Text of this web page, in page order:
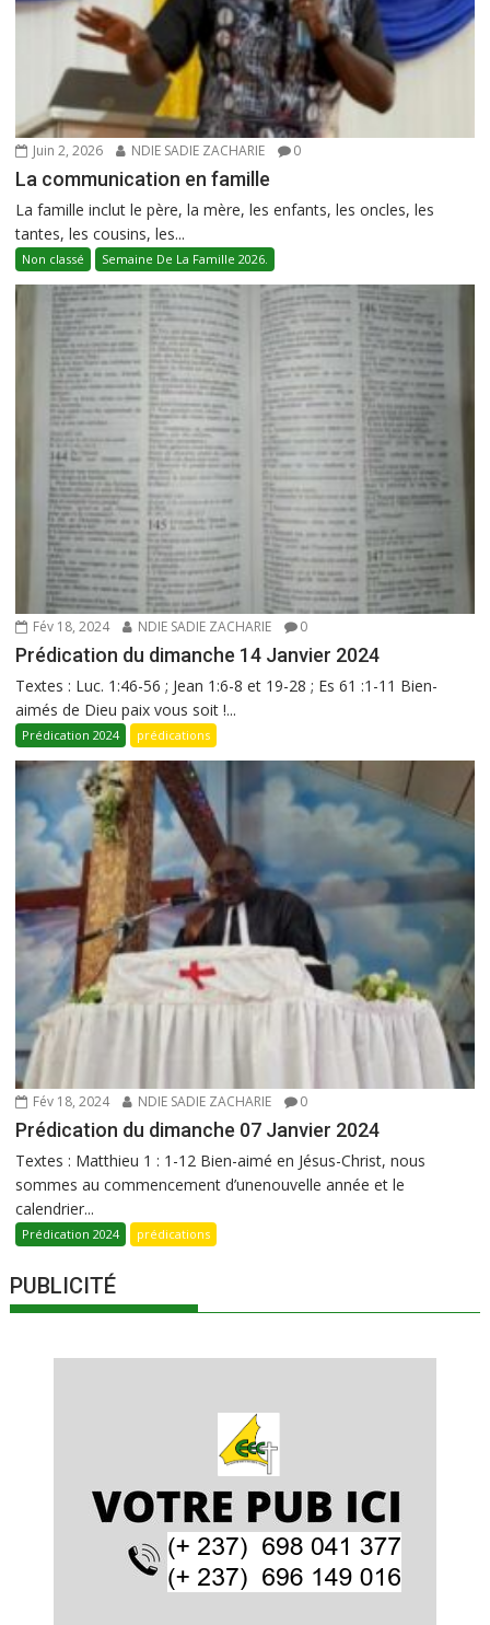
Juin 2, 2026 NDIE SADIE ZACHARIE 0
La communication en famille
La famille inclut le père, la mère, les enfants, les oncles, les
tantes, les cousins, les...
Non classé Semaine De La Famille 2026.
Fév 18, 2024 NDIE SADIE ZACHARIE 0
Prédication du dimanche 14 Janvier 2024
Textes : Luc. 1:46-56 ; Jean 1:6-8 et 19-28 ; Es 61 :1-11 Bien-
aimés de Dieu paix vous soit !...
Prédication 2024 prédications
Fév 18, 2024 NDIE SADIE ZACHARIE 0
Prédication du dimanche 07 Janvier 2024
Textes : Matthieu 1 : 1-12 Bien-aimé en Jésus-Christ, nous
sommes au commencement d’unenouvelle année et le
calendrier...
Prédication 2024 prédications
PUBLICITÉ